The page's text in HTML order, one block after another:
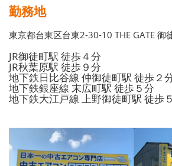
勤務地
東京都台東区台東2-30-10 THE GATE 御
JR御徒町駅 徒歩４分
JR秋葉原駅 徒歩９分
地下鉄日比谷線 仲御徒町駅 徒歩２
地下鉄銀座線 末広町駅 徒歩５分
地下鉄大江戸線 上野御徒町駅 徒歩